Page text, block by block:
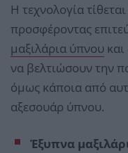
Η τεχνολογία
προσφέροντας
μαξιλάρια ύπνου
να βελτιώσουν την
όμως κάποια από
αξεσουάρ ύπνου.
Έξυπνα